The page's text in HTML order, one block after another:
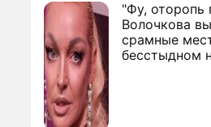
"Фу, оторопь
Волочкова
срамные
бесстыдном